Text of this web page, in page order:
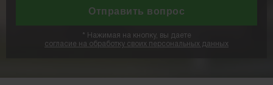
* Нажимая на кнопку, вы даете
согласие на обработку своих персональных данных